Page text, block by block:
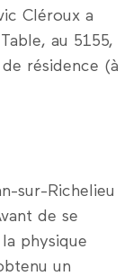
Cléroux a
au 5155,
résidence (à
sur-Richelieu
de se
physique
un